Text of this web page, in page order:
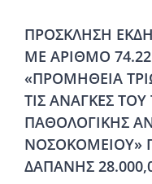
ΠΡΟΣΚΛΗΣΗ
ΜΕ ΑΡΙΘΜΟ
«ΠΡΟΜΗΘΕΙΑ
ΤΙΣ ΑΝΑΓΚΕΣ
ΠΑΘΟΛΟΓΙΚΗΣ
ΝΟΣΟΚΟΜΕΙΟΥ»
ΔΑΠΑΝΗΣ